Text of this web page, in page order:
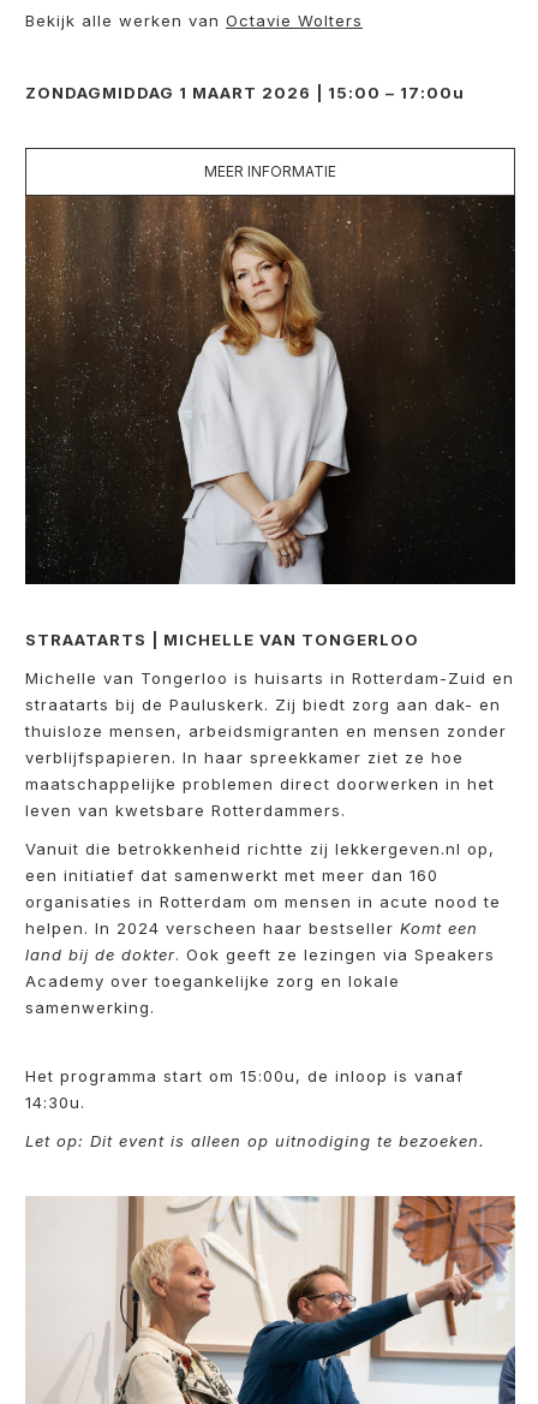
Bekijk alle werken van Octavie Wolters
ZONDAGMIDDAG 1 MAART 2026 | 15:00 – 17:00u
MEER INFORMATIE
STRAATARTS | MICHELLE VAN TONGERLOO
Michelle van Tongerloo is huisarts in Rotterdam-Zuid en
straatarts bij de Pauluskerk. Zij biedt zorg aan dak- en
thuisloze mensen, arbeidsmigranten en mensen zonder
verblijfspapieren. In haar spreekkamer ziet ze hoe
maatschappelijke problemen direct doorwerken in het
leven van kwetsbare Rotterdammers.
Vanuit die betrokkenheid richtte zij lekkergeven.nl op,
een initiatief dat samenwerkt met meer dan 160
organisaties in Rotterdam om mensen in acute nood te
helpen. In 2024 verscheen haar bestseller Komt een
land bij de dokter. Ook geeft ze lezingen via Speakers
Academy over toegankelijke zorg en lokale
samenwerking.
Het programma start om 15:00u, de inloop is vanaf
14:30u.
Let op: Dit event is alleen op uitnodiging te bezoeken.